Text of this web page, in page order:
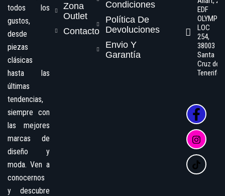
todos los
gustos,
desde
piezas
clásicas
hasta las
últimas
tendencias,
siempre con
las mejores
marcas de
diseño y
moda. Ven a
conocernos
y descubre
Zona
Outlet
Contacto
Condiciones
Política De
Devoluciones
Envio Y
Garantía
EDF
OLYMPO
LOC
254,
38003
Santa
Cruz de
Tenerife